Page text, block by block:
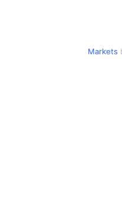
Markets